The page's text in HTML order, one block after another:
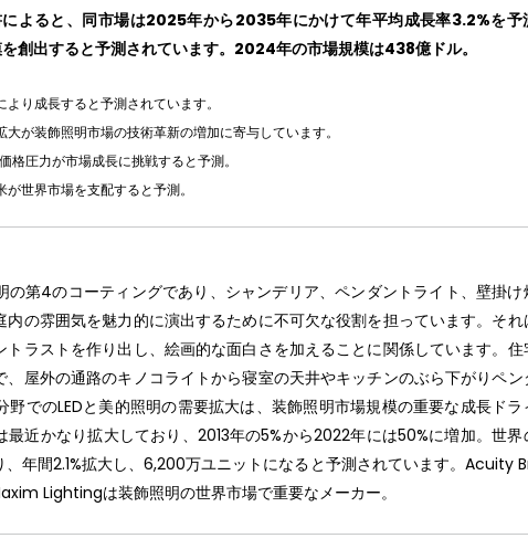
よると、同市場は2025年から2035年にかけて年平均成長率3.2%を予
創出すると予測されています。2024年の市場規模は438億ドル。
り成長すると予測されています。
が装飾照明市場の技術革新の増加に寄与しています。
格圧力が市場成長に挑戦すると予測。
世界市場を支配すると予測。
第4のコーティングであり、シャンデリア、ペンダントライト、壁掛け
の雰囲気を魅力的に演出するために不可欠な役割を担っています。それ
ラストを作り出し、絵画的な面白さを加えることに関係しています。住
屋外の通路のキノコライトから寝室の天井やキッチンのぶら下がりペン
でのLEDと美的照明の需要拡大は、装飾照明市場規模の重要な成長ドラ
最近かなり拡大しており、2013年の5%から2022年には50%に増加。世界
年間2.1%拡大し、6,200万ユニットになると予測されています。Acuity
Lightingは装飾照明の世界市場で重要なメーカー。